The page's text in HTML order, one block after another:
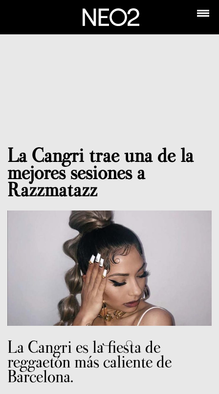
La Cangri trae una de la
mejores sesiones a
Razzmatazz
La Cangri es la fiesta de
reggaetón más caliente de
Barcelona.